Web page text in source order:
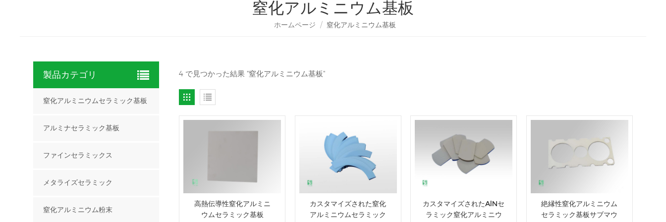
窒化アルミニウム基板
ホームページ / 窒化アルミニウム基板
4 で見つかった結果 "窒化アルミニウム基板"
高熱伝導性窒化アルミニ
ウムセラミック基板
カスタマイズされた窒化
アルミニウムセラミック
カスタマイズされたAlNセ
ラミック窒化アルミニウ
絶縁性窒化アルミニウム
セラミック基板サブマウ
製品カテゴリ
窒化アルミニウムセラミック基板
アルミナセラミック基板
ファインセラミックス
メタライズセラミック
窒化アルミニウム粉末